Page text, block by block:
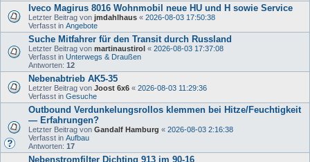
Iveco Magirus 8016 Wohnmobil neue HU und H sowie Service
Letzter Beitrag von jmdahlhaus « 2026-08-03 17:50:38
Verfasst in Angebote
Suche Mitfahrer für den Transit durch Russland
Letzter Beitrag von martinaustirol « 2026-08-03 17:37:08
Verfasst in Unterwegs & Draußen
Antworten: 12
Nebenabtrieb AK5-35
Letzter Beitrag von Joost 6x6 « 2026-08-03 11:29:36
Verfasst in Gesuche
Outbound Verdunkelungsrollos klemmen bei Hitze/Feuchtigkeit
— Erfahrungen?
Letzter Beitrag von Gandalf Hamburg « 2026-08-03 2:16:38
Verfasst in Aufbau
Antworten: 17
Nebenstromfilter Dichting 913 im 90-16